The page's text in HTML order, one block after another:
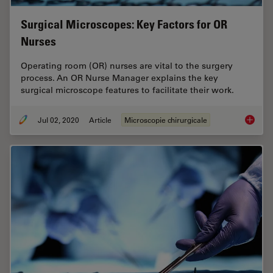
Surgical Microscopes: Key Factors for OR
Nurses
Operating room (OR) nurses are vital to the surgery
process. An OR Nurse Manager explains the key
surgical microscope features to facilitate their work.
Jul 02, 2020 Article Microscopie chirurgicale